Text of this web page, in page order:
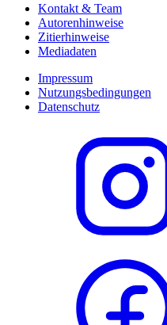
Kontakt & Team
Autorenhinweise
Zitierhinweise
Mediadaten
Impressum
Nutzungsbedingungen
Datenschutz